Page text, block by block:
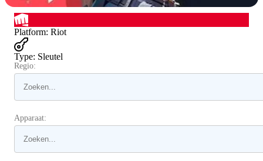
Platform: Riot
Type: Sleutel
Regio:
Apparaat: